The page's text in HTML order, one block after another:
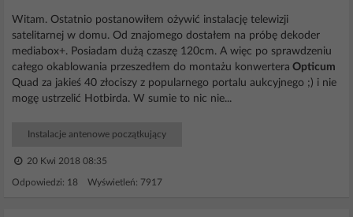
Witam. Ostatnio postanowiłem ożywić instalację telewizji
satelitarnej w domu. Od znajomego dostałem na próbę dekoder
mediabox+. Posiadam dużą czaszę 120cm. A więc po sprawdzeniu
całego okablowania przeszedłem do montażu konwertera Opticum
Quad za jakieś 40 złociszy z popularnego portalu aukcyjnego ;) i nie
mogę ustrzelić Hotbirda. W sumie to nic nie...
Instalacje antenowe początkujący
20 Kwi 2018 08:35
Odpowiedzi: 18 Wyświetleń: 7917